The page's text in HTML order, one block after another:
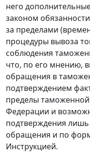
него
законом
за пределами
процедуры вывоза
соблюдения
что, по его мнению,
обращения в
подтверждением
пределы
Федерации и
подтверждения
обращения и по
Инструкцией.